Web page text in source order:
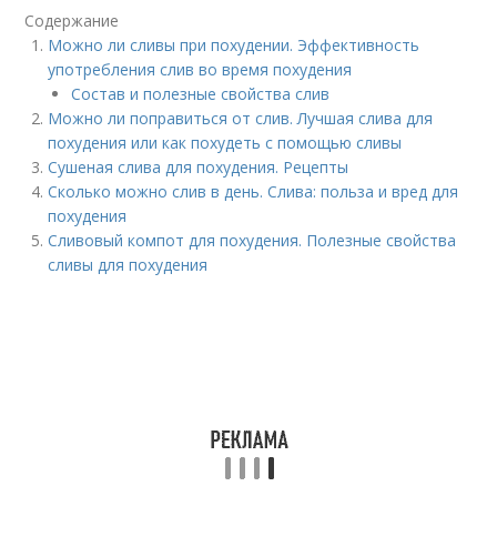
Содержание
Можно ли сливы при похудении. Эффективность
употребления слив во время похудения
Состав и полезные свойства слив
Можно ли поправиться от слив. Лучшая слива для
похудения или как похудеть с помощью сливы
Сушеная слива для похудения. Рецепты
Сколько можно слив в день. Слива: польза и вред для
похудения
Сливовый компот для похудения. Полезные свойства
сливы для похудения